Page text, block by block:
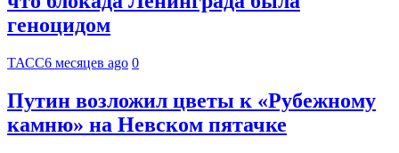
геноцидом
ТАСС6 месяцев ago 0
Путин возложил цветы к «Рубежному
камню» на Невском пятачке